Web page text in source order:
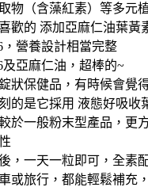
物（含藻紅素）等多元
歡的 添加亞麻仁油葉黃
營養設計相當完整
亞麻仁油，超棒的~
狀保健品，有時候會覺
的是它採用 液態好吸收
於一般粉末型產品，更
，一天一粒即可，全素
或旅行，都能輕鬆補充